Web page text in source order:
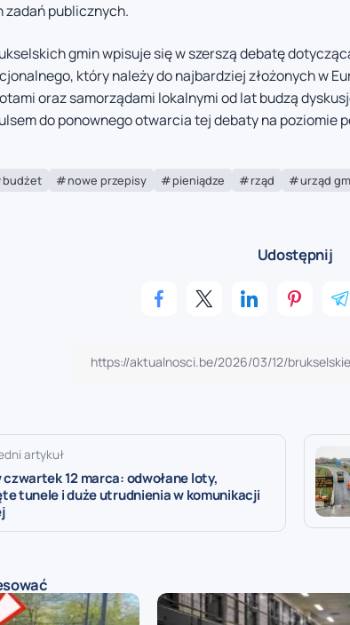
zadań publicznych.
gmin wpisuje się w szerszą debatę
który należy do najbardziej złożonych w
oraz samorządami lokalnymi od lat budzą
do ponownego otwarcia tej debaty na poziomie
budżet nowe przepisy pieniądze rząd urząd
Udostępnij
artykuł
czwartek 12 marca: odwołane loty,
tunele i duże utrudnienia w komunikacji